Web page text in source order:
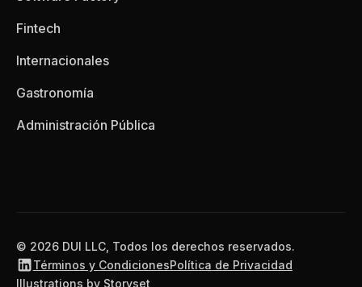
Fintech
Internacionales
Gastronomía
Administración Pública
© 2026 DUI LLC, Todos los derechos reservados.
Términos y CondicionesPolítica de Privacidad
Illustrations by Storyset